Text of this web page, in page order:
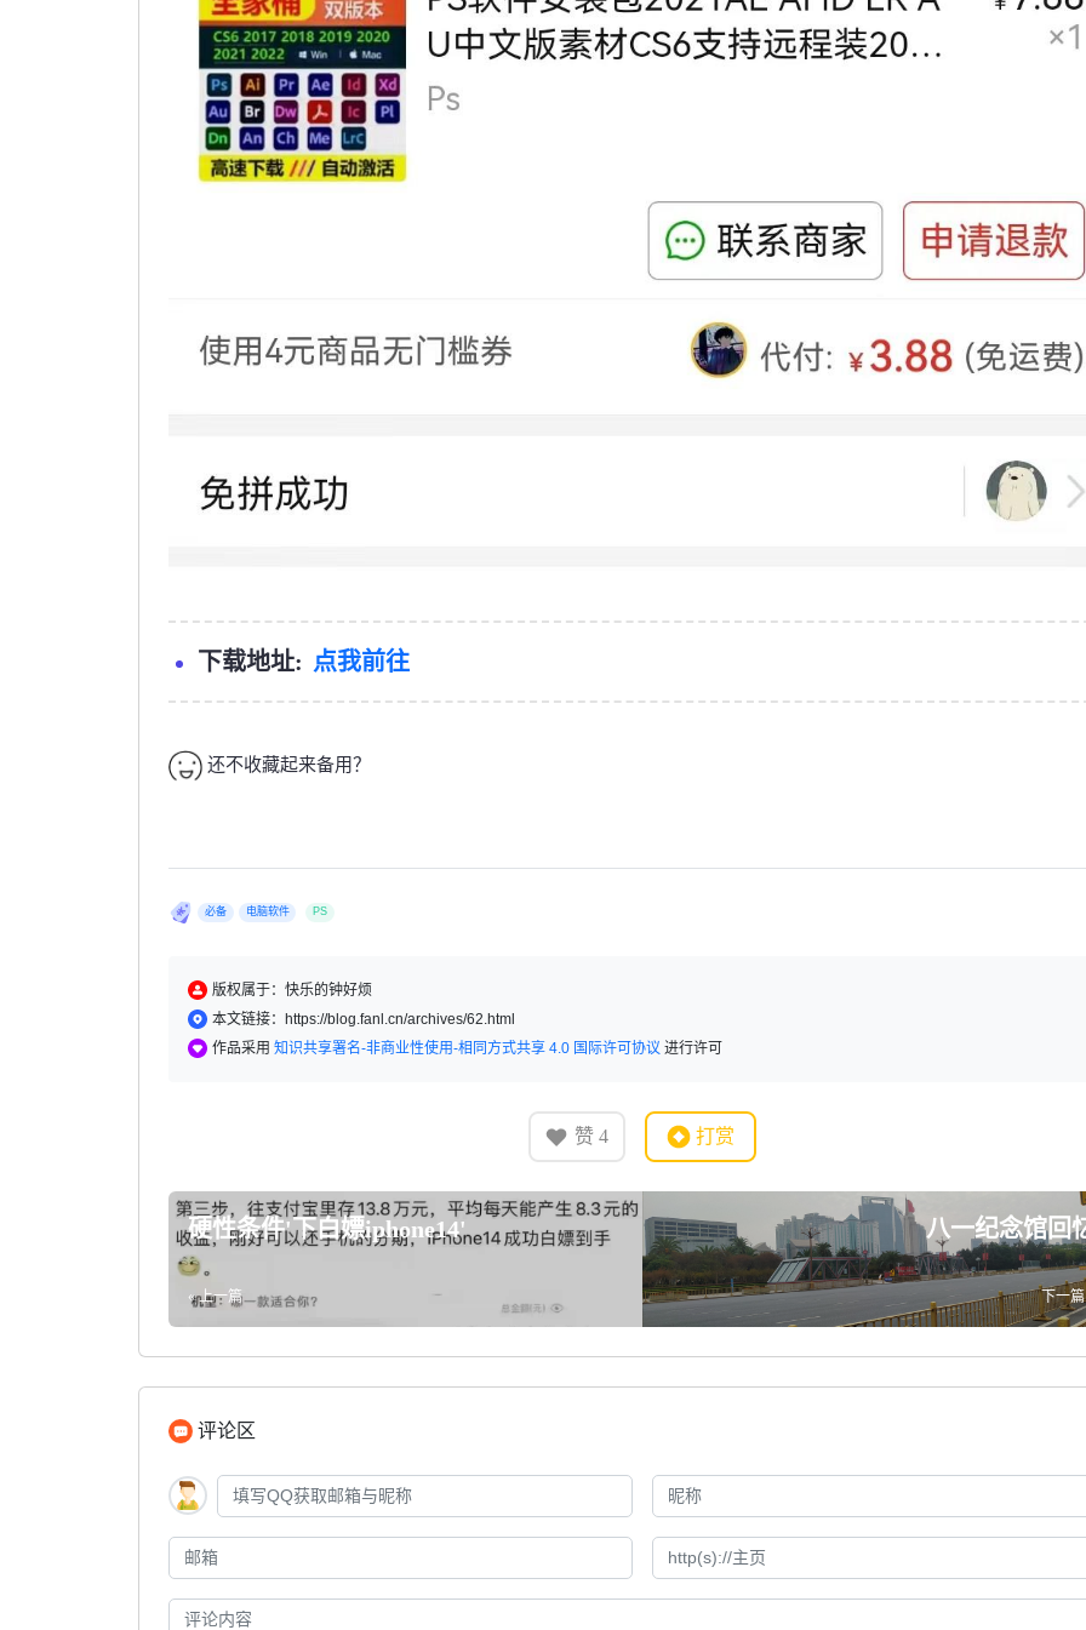
下载地址: 点我前往
还不收藏起来备用？
必备 电脑软件 PS
版权属于：快乐的钟好烦
本文链接：https://blog.fanl.cn/archives/62.html
作品采用 知识共享署名-非商业性使用-相同方式共享 4.0 国际许可协议 进行许可
赞 4 打赏
硬性条件'下白嫖iphone14'
« 上一篇
八一纪念馆回
下一
评论区